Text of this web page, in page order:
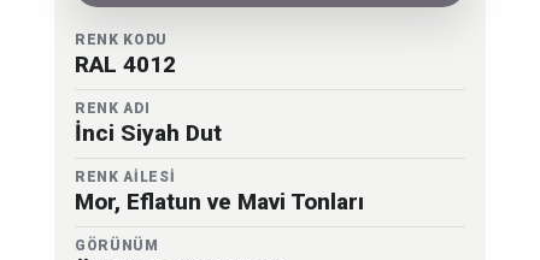
RENK KODU
RAL 4012
RENK ADI
İnci Siyah Dut
RENK AİLESİ
Mor, Eflatun ve Mavi Tonları
GÖRÜNÜM